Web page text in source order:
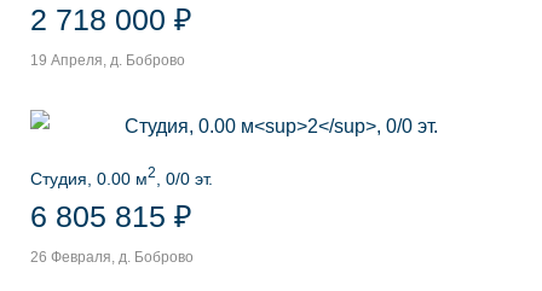
2 718 000 ₽
19 Апреля, д. Боброво
Студия, 0.00 м2 , 0/0 эт.
6 805 815 ₽
26 Февраля, д. Боброво